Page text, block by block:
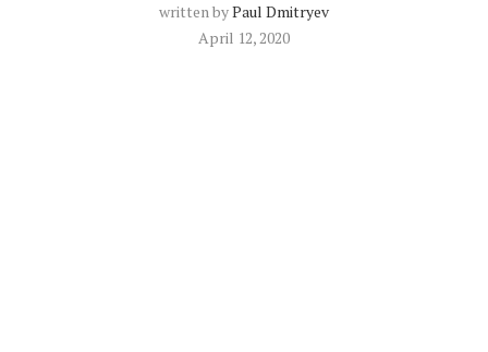
written byPaul Dmitryev
April 12, 2020